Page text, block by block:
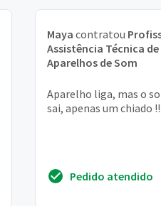
Maya contratou
Assistência Técnica de
Aparelhos de Som
Aparelho liga, mas o
sai, apenas um chiado
Pedido atendido